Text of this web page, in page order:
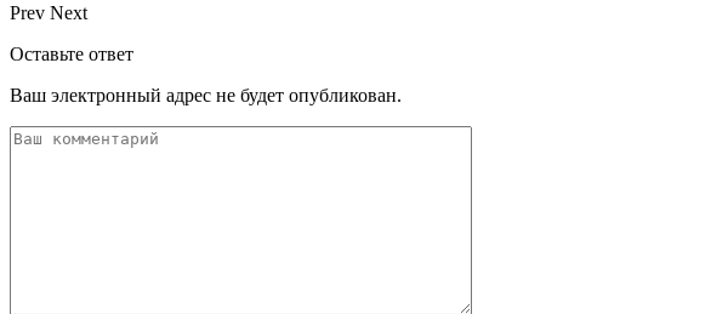
Prev Next
Оставьте ответ
Ваш электронный адрес не будет опубликован.